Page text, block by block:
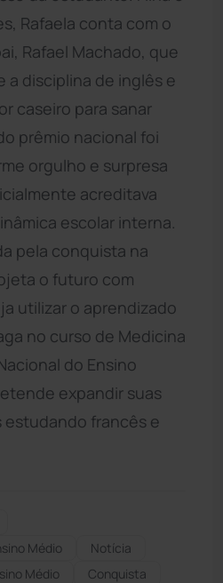
Rafaela conta com o
Rafael Machado, que
a disciplina de inglês e
caseiro para sanar
prêmio nacional foi
orgulho e surpresa
acreditava
escolar interna.
pela conquista na
o futuro com
utilizar o aprendizado
no curso de Medicina
do Ensino
expandir suas
francês e
Médio
Notícia
Médio
Conquista